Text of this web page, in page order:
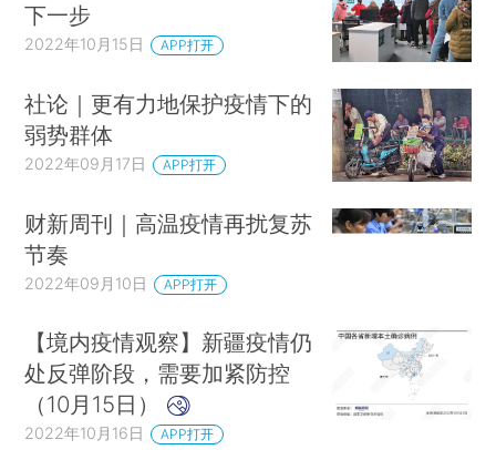
下一步
2022年10月15日 APP打开
社论｜更有力地保护疫情下的
弱势群体
2022年09月17日 APP打开
财新周刊｜高温疫情再扰复苏
节奏
2022年09月10日 APP打开
【境内疫情观察】新疆疫情仍
处反弹阶段，需要加紧防控
（10月15日）
2022年10月16日 APP打开